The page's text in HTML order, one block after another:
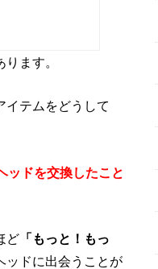
ます。
イテムをどうして
ッドを交換したこと
ど 「もっと！もっ
ッドに出会うことが